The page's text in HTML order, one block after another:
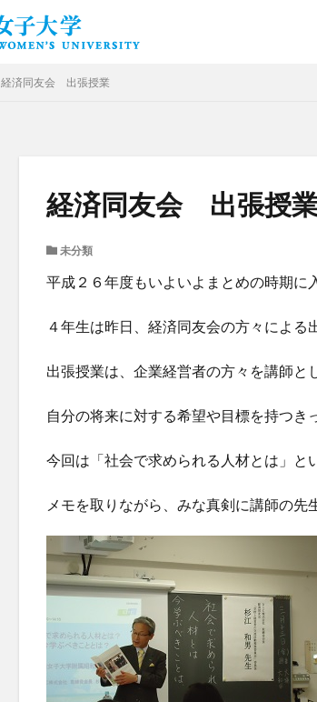
経済同友会 出張授業
経済同友会 出張授
未分類
平成２６年度もいよいよまとめの時期に
４年生は昨日、経済同友会の方々による
出張授業は、企業経営者の方々を講師
自分の将来に対する希望や目標を持つき
今回は「社会で求められる人材とは」と
メモを取りながら、みな真剣に講師の先